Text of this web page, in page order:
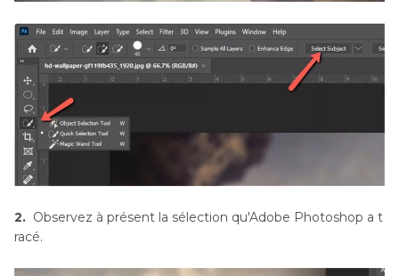
2. Observez à présent la sélection qu'Adobe Photoshop a t
racé.